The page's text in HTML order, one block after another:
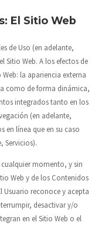
El Sitio Web
de Uso (en adelante,
Sitio Web. A los efectos de
la apariencia externa
como de forma dinámica,
integrados tanto en los
(en adelante,
en línea que en su caso
Servicios).
momento, y sin
Web y de los Contenidos
Usuario reconoce y acepta
desactivar y/o
en el Sitio Web o el